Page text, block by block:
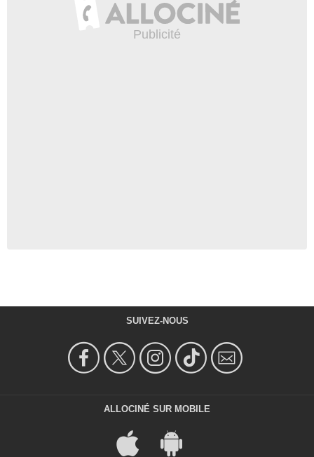
SUIVEZ-NOUS
ALLOCINÉ SUR MOBILE